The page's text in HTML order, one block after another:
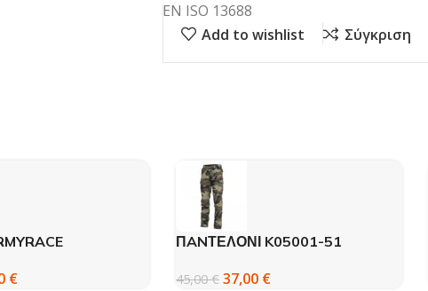
ΕΝ ISO 13688
Add to wishlist
Σύγκριση
€
ΠANΤΕΛΟΝΙ K05001-51
AMEΡΙΚΑΝΙΚΗ ΠΑΡΑΛΛΑΓΗ
45,00€ 37,00 €